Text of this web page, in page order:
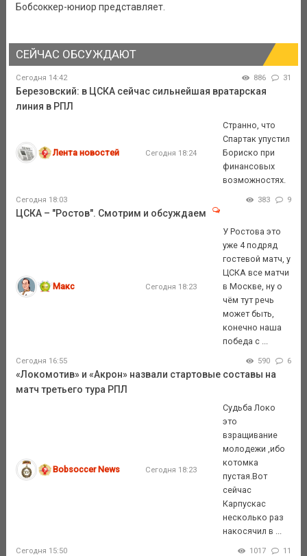
Бобсоккер-юниор представляет.
СЕЙЧАС ОБСУЖДАЮТ
Сегодня 14:42 886 31
Березовский: в ЦСКА сейчас сильнейшая вратарская
линия в РПЛ
Лента новостей Сегодня 18:24
Странно, что
Спартак упустил
Бориско при
финансовых
возможностях.
Сегодня 18:03 383 9
ЦСКА – "Ростов". Смотрим и обсуждаем
Макс Сегодня 18:23
У Ростова это
уже 4 подряд
гостевой матч, у
ЦСКА все матчи
в Москве, ну о
чём тут речь
может быть,
конечно наша
победа с ...
Сегодня 16:55 590 6
«Локомотив» и «Акрон» назвали стартовые составы на
матч третьего тура РПЛ
Bobsoccer News Сегодня 18:23
Судьба Локо
это
взращивание
молодежи ,ибо
котомка
пустая.Вот
сейчас
Карпускас
несколько раз
накосячил в ...
Сегодня 15:50 1017 11